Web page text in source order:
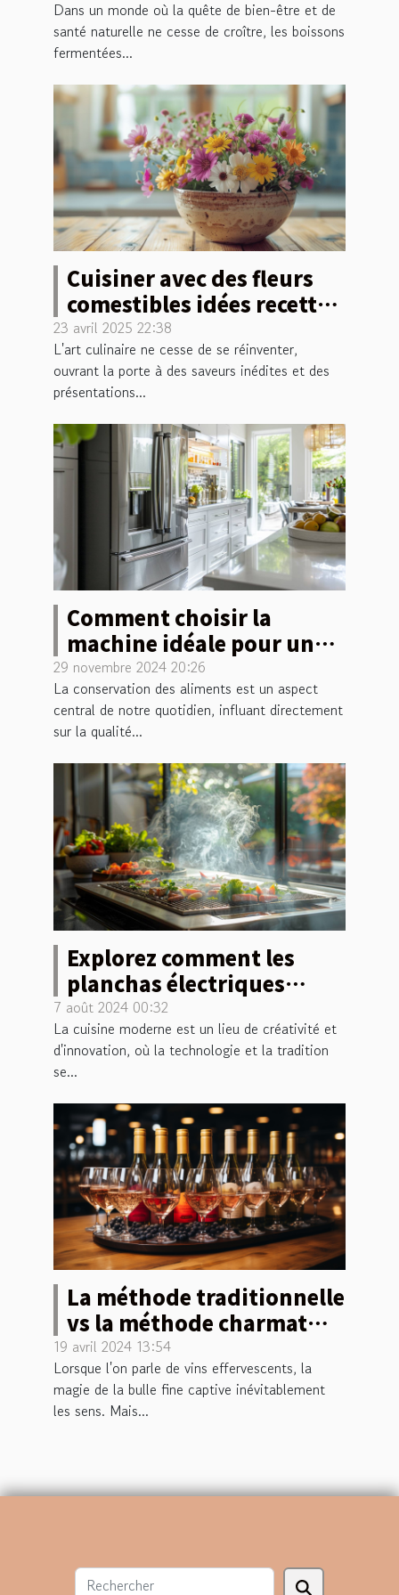
Dans un monde où la quête de bien-être et de
santé naturelle ne cesse de croître, les boissons
fermentées...
Cuisiner avec des fleurs
comestibles idées recettes
et conseils
23 avril 2025 22:38
L'art culinaire ne cesse de se réinventer,
ouvrant la porte à des saveurs inédites et des
présentations...
Comment choisir la
machine idéale pour une
conservation optimale des
aliments
29 novembre 2024 20:26
La conservation des aliments est un aspect
central de notre quotidien, influant directement
sur la qualité...
Explorez comment les
planchas électriques
transforment la cuisine
moderne
7 août 2024 00:32
La cuisine moderne est un lieu de créativité et
d'innovation, où la technologie et la tradition
se...
La méthode traditionnelle
vs la méthode charmat
pour les vins effervescents
19 avril 2024 13:54
Lorsque l'on parle de vins effervescents, la
magie de la bulle fine captive inévitablement
les sens. Mais...